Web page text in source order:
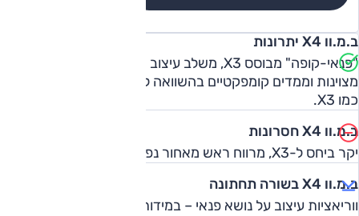
ב.מ.וו X4 יתרונות
"פנאי-קופה" מבוסס X3, משלב עיצוב מוצלח, פרופורציות
כמו X3.
ב.מ.וו X4 חסרונות
יקר ביחס ל-X3, מרווח ראש מאחור נפגע במעט בגלל העיצוב.
ב.מ.וו X4 בשורה תחתונה
ווריאציות עיצוב על נושא פנאי – במידות הנכונות.